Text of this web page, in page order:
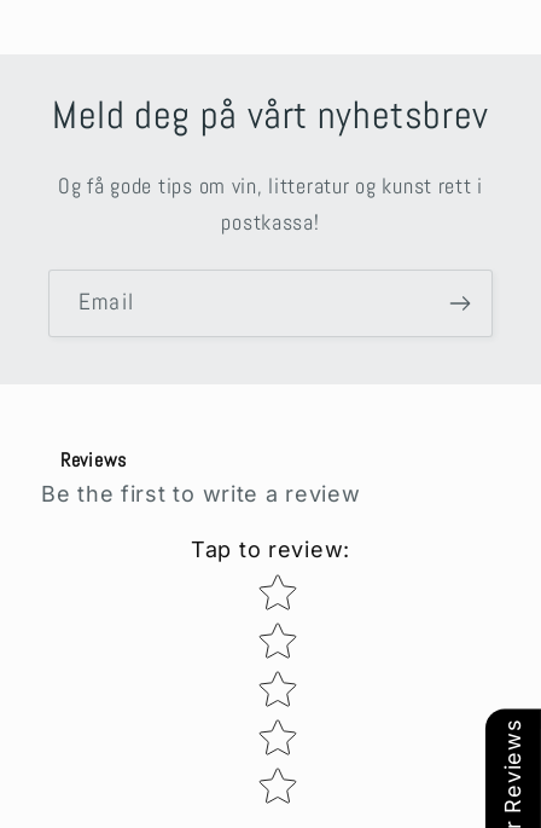
Meld deg på vårt nyhetsbrev
Og få gode tips om vin, litteratur og kunst rett i
postkassa!
Email
Reviews
Be the first to write a review
Tap to review:
Star rating
Our Reviews